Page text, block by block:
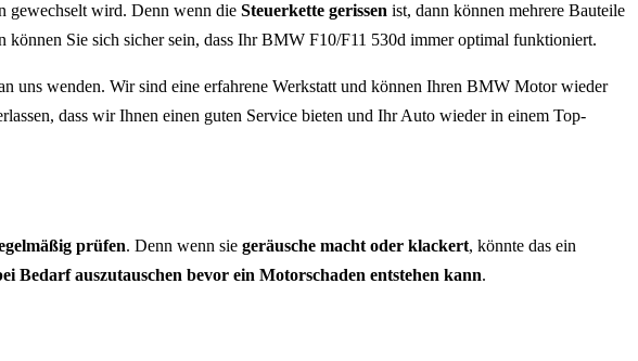
gewechselt wird. Denn wenn die Steuerkette gerissen ist, dann können mehrere Bauteile
können Sie sich sicher sein, dass Ihr BMW F10/F11 530d immer optimal funktioniert.
uns wenden. Wir sind eine erfahrene Werkstatt und können Ihren BMW Motor wieder
dass wir Ihnen einen guten Service bieten und Ihr Auto wieder in einem Top-
prüfen. Denn wenn sie geräusche macht oder klackert, könnte das ein
Bedarf auszutauschen bevor ein Motorschaden entstehen kann.